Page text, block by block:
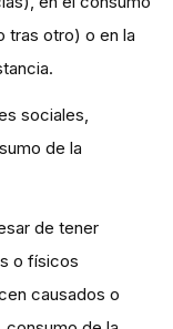
tras otro) o en la
sociales,
de la
de tener
o físicos
causados o